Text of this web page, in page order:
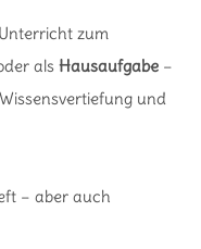
zum
als Hausaufgabe –
und
– aber auch